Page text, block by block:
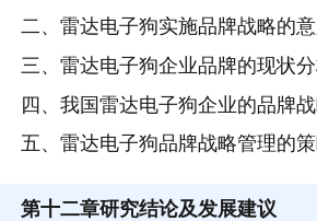
二、雷达电子狗实施品牌战略的意
三、雷达电子狗企业品牌的现状
四、我国雷达电子狗企业的品牌
五、雷达电子狗品牌战略管理的
第十二章研究结论及发展建议